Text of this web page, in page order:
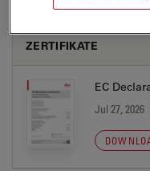
ZERTIFIKATE
EC
Jul 27, 2026